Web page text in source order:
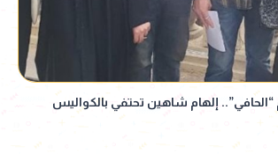
“الحافي”.. إلهام شاهين تحتفي بالكواليس